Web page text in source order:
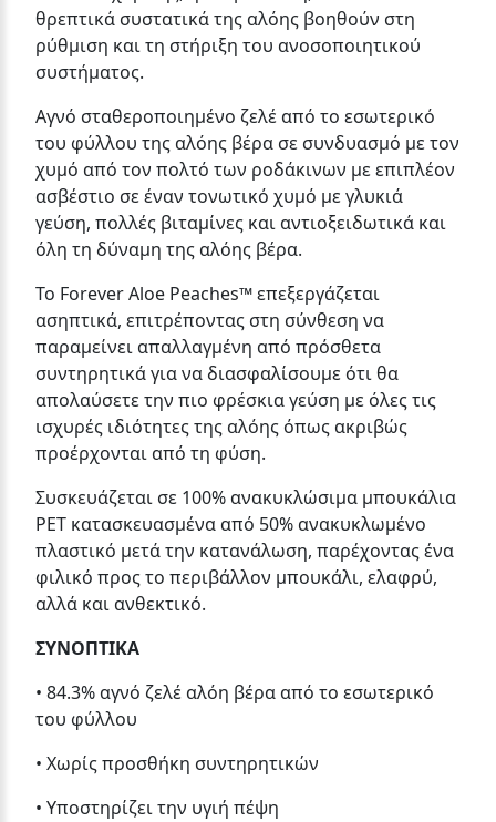
θρεπτικά συστατικά της αλόης βοηθούν στη
ρύθμιση και τη στήριξη του ανοσοποιητικού
συστήματος.
Αγνό σταθεροποιημένο ζελέ από το εσωτερικό
του φύλλου της αλόης βέρα σε συνδυασμό με τον
χυμό από τον πολτό των ροδάκινων με επιπλέον
ασβέστιο σε έναν τονωτικό χυμό με γλυκιά
γεύση, πολλές βιταμίνες και αντιοξειδωτικά και
όλη τη δύναμη της αλόης βέρα.
Το Forever Aloe Peaches™ επεξεργάζεται
ασηπτικά, επιτρέποντας στη σύνθεση να
παραμείνει απαλλαγμένη από πρόσθετα
συντηρητικά για να διασφαλίσουμε ότι θα
απολαύσετε την πιο φρέσκια γεύση με όλες τις
ισχυρές ιδιότητες της αλόης όπως ακριβώς
προέρχονται από τη φύση.
Συσκευάζεται σε 100% ανακυκλώσιμα μπουκάλια
PET κατασκευασμένα από 50% ανακυκλωμένο
πλαστικό μετά την κατανάλωση, παρέχοντας ένα
φιλικό προς το περιβάλλον μπουκάλι, ελαφρύ,
αλλά και ανθεκτικό.
ΣΥΝΟΠΤΙΚΑ
• 84.3% αγνό ζελέ αλόη βέρα από το εσωτερικό
του φύλλου
• Χωρίς προσθήκη συντηρητικών
• Υποστηρίζει την υγιή πέψη